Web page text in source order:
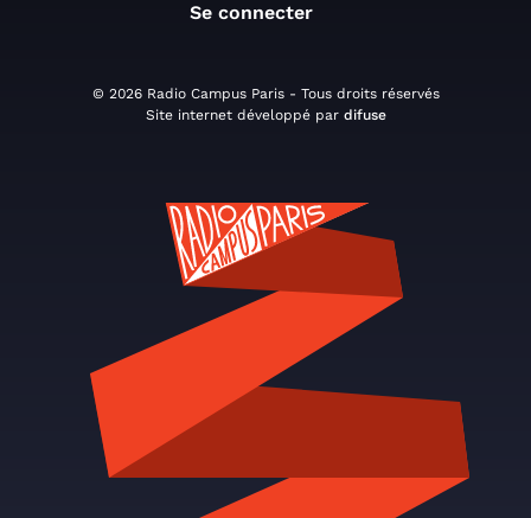
Se connecter
© 2026 Radio Campus Paris - Tous droits réservés
Site internet développé par difuse